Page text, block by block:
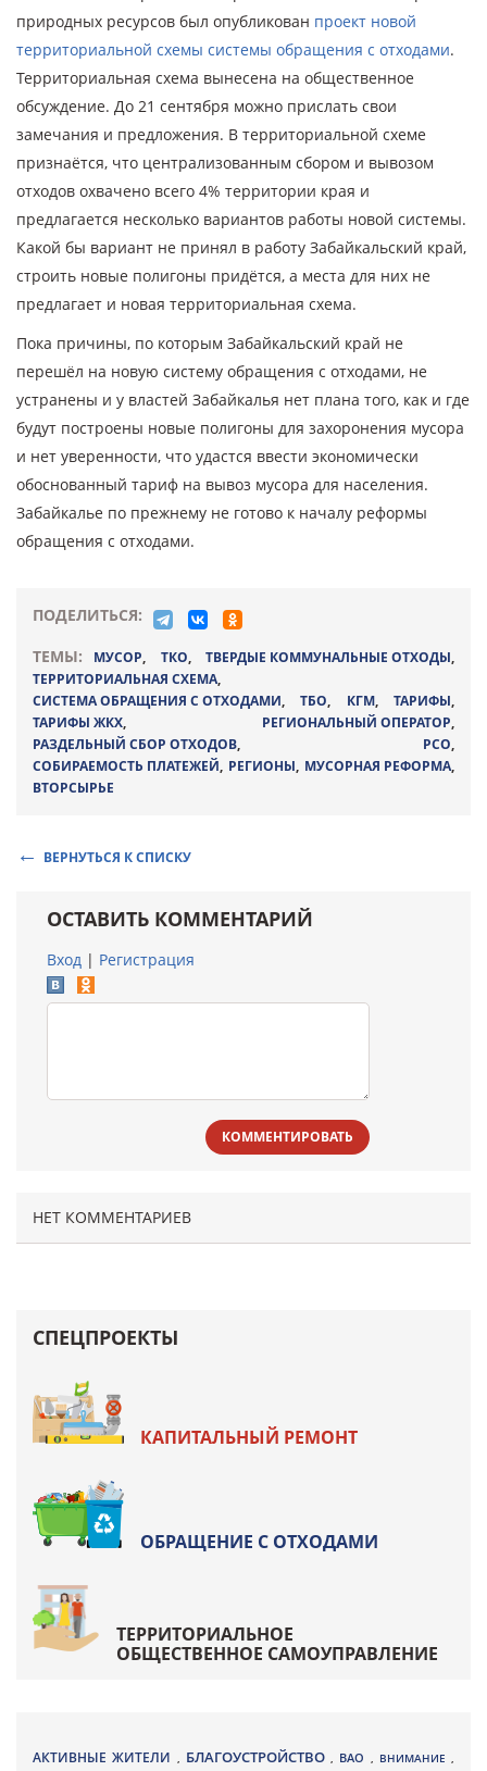
природных ресурсов был опубликован проект новой
территориальной схемы системы обращения с отходами.
Территориальная схема вынесена на общественное
обсуждение. До 21 сентября можно прислать свои
замечания и предложения. В территориальной схеме
признаётся, что централизованным сбором и вывозом
отходов охвачено всего 4% территории края и
предлагается несколько вариантов работы новой системы.
Какой бы вариант не принял в работу Забайкальский край,
строить новые полигоны придётся, а места для них не
предлагает и новая территориальная схема.
Пока причины, по которым Забайкальский край не
перешёл на новую систему обращения с отходами, не
устранены и у властей Забайкалья нет плана того, как и где
будут построены новые полигоны для захоронения мусора
и нет уверенности, что удастся ввести экономически
обоснованный тариф на вывоз мусора для населения.
Забайкалье по прежнему не готово к началу реформы
обращения с отходами.
ПОДЕЛИТЬСЯ:
ТЕМЫ:
МУСОР, ТКО, ТВЕРДЫЕ КОММУНАЛЬНЫЕ ОТХОДЫ,
ТЕРРИТОРИАЛЬНАЯ СХЕМА,
СИСТЕМА ОБРАЩЕНИЯ С ОТХОДАМИ,ТБО, КГМ,ТАРИФЫ,
ТАРИФЫ ЖКХ, РЕГИОНАЛЬНЫЙ ОПЕРАТОР,
РАЗДЕЛЬНЫЙ СБОР ОТХОДОВ, РСО,
СОБИРАЕМОСТЬ ПЛАТЕЖЕЙ, РЕГИОНЫ, МУСОРНАЯ РЕФОРМА,
ВТОРСЫРЬЕ
ВЕРНУТЬСЯ К СПИСКУ
ОСТАВИТЬ КОММЕНТАРИЙ
Вход | Регистрация
КОММЕНТИРОВАТЬ
НЕТ КОММЕНТАРИЕВ
СПЕЦПРОЕКТЫ
КАПИТАЛЬНЫЙ РЕМОНТ
ОБРАЩЕНИЕ С ОТХОДАМИ
ТЕРРИТОРИАЛЬНОЕ
ОБЩЕСТВЕННОЕ САМОУПРАВЛЕНИЕ
АКТИВНЫЕ ЖИТЕЛИ , БЛАГОУСТРОЙСТВО , ВАО , ВНИМАНИЕ ,